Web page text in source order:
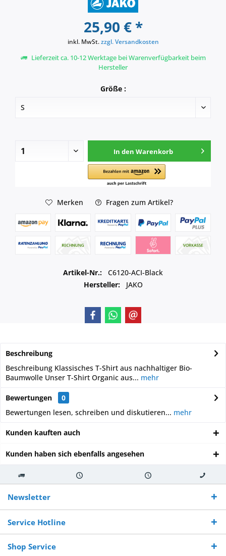
25,90 € *
inkl. MwSt.zzgl. Versandkosten
Lieferzeit ca. 10-12 Werktage bei Warenverfügbarkeit beim
Hersteller
Größe :
In den Warenkorb
Merken Fragen zum Artikel?
Artikel-Nr.:
C6120-ACI-Black
Hersteller:
JAKO
Beschreibung
Beschreibung Klassisches T-Shirt aus nachhaltiger Bio-
Baumwolle Unser T-Shirt Organic aus... mehr
Bewertungen
0
Bewertungen lesen, schreiben und diskutieren... mehr
Kunden kauften auch
Kunden haben sich ebenfalls angesehen
Kostenloser
Versand ab €
250,-
Versand innerhalb von Versand von So erreichen
Sie uns 0160
970 511 90
Newsletter
Service Hotline
Shop Service